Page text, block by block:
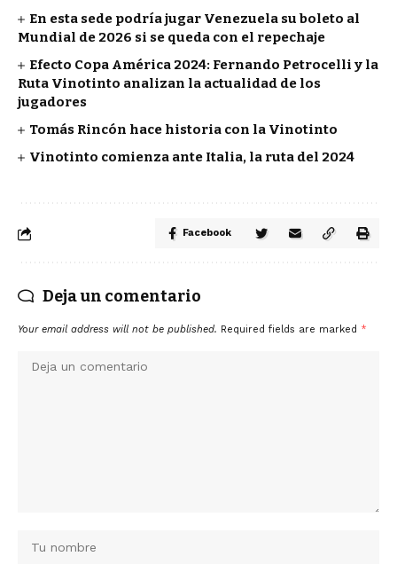
En esta sede podría jugar Venezuela su boleto al
Mundial de 2026 si se queda con el repechaje
Efecto Copa América 2024: Fernando Petrocelli y la
Ruta Vinotinto analizan la actualidad de los
jugadores
Tomás Rincón hace historia con la Vinotinto
Vinotinto comienza ante Italia, la ruta del 2024
Facebook
Deja un comentario
Your email address will not be published. Required fields are marked *